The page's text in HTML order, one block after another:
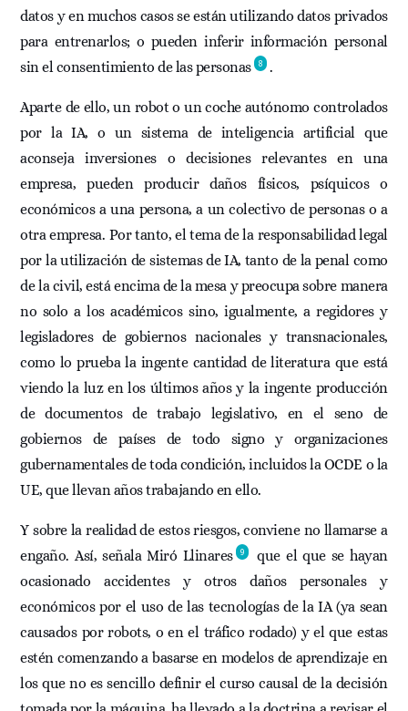
datos y en muchos casos se están utilizando datos privados
para entrenarlos; o pueden inferir información personal
sin el consentimiento de las personas
8 .
Aparte de ello, un robot o un coche autónomo controlados
por la IA, o un sistema de inteligencia artificial que
aconseja inversiones o decisiones relevantes en una
empresa, pueden producir daños físicos, psíquicos o
económicos a una persona, a un colectivo de personas o a
otra empresa. Por tanto, el tema de la responsabilidad legal
por la utilización de sistemas de IA, tanto de la penal como
de la civil, está encima de la mesa y preocupa sobre manera
no solo a los académicos sino, igualmente, a regidores y
legisladores de gobiernos nacionales y transnacionales,
como lo prueba la ingente cantidad de literatura que está
viendo la luz en los últimos años y la ingente producción
de documentos de trabajo legislativo, en el seno de
gobiernos de países de todo signo y organizaciones
gubernamentales de toda condición, incluidos la OCDE o la
UE, que llevan años trabajando en ello.
Y sobre la realidad de estos riesgos, conviene no llamarse a
engaño. Así, señala Miró Llinares
9
que el que se hayan
ocasionado accidentes y otros daños personales y
económicos por el uso de las tecnologías de la IA (ya sean
causados por robots, o en el tráfico rodado) y el que estas
estén comenzando a basarse en modelos de aprendizaje en
los que no es sencillo definir el curso causal de la decisión